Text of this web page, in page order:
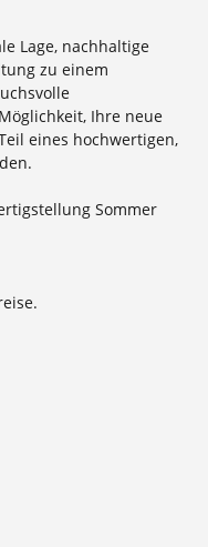
Lage, nachhaltige
zu einem
Ihre neue
eines hochwertigen,
Sommer